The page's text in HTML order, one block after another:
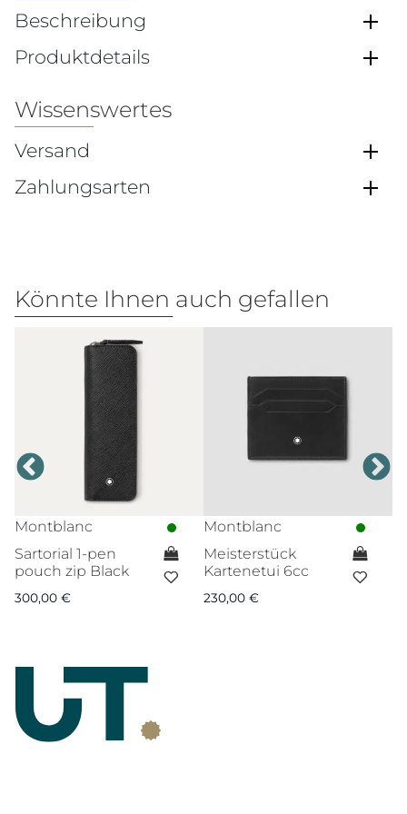
Beschreibung
Produktdetails
Wissenswertes
Versand
Zahlungsarten
Könnte Ihnen auch gefallen
Montblanc
Sartorial 1-pen
pouch zip Black
300,00 €
Montblanc
Meisterstück
Kartenetui 6cc
230,00 €